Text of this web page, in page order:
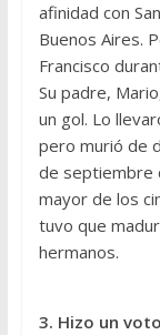
afinidad con
Buenos Aires.
Francisco
Su padre,
un gol. Lo
pero murió de
de septiembre
mayor de los
tuvo que
hermanos.
3. Hizo un